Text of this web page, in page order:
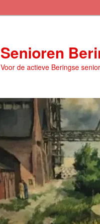
Senioren
Voor de actieve Beringse